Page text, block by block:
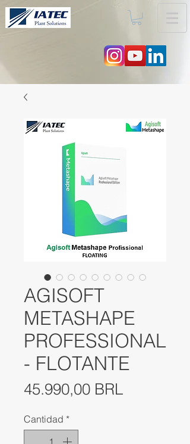
AGISOFT
METASHAPE
PROFESSIONAL
- FLOTANTE
45.990,00 BRLPrecio
Cantidad *